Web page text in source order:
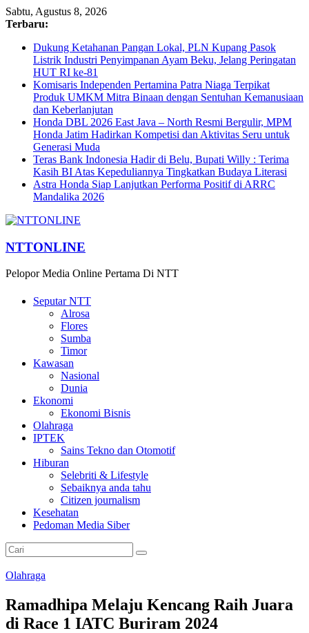
Sabtu, Agustus 8, 2026
Terbaru:
Dukung Ketahanan Pangan Lokal, PLN Kupang Pasok
Listrik Industri Penyimpanan Ayam Beku, Jelang Peringatan
HUT RI ke-81
Komisaris Independen Pertamina Patra Niaga Terpikat
Produk UMKM Mitra Binaan dengan Sentuhan Kemanusiaan
dan Keberlanjutan
Honda DBL 2026 East Java – North Resmi Bergulir, MPM
Honda Jatim Hadirkan Kompetisi dan Aktivitas Seru untuk
Generasi Muda
Teras Bank Indonesia Hadir di Belu, Bupati Willy : Terima
Kasih BI Atas Kepeduliannya Tingkatkan Budaya Literasi
Astra Honda Siap Lanjutkan Performa Positif di ARRC
Mandalika 2026
NTTONLINE
Pelopor Media Online Pertama Di NTT
Seputar NTT
Alrosa
Flores
Sumba
Timor
Kawasan
Nasional
Dunia
Ekonomi
Ekonomi Bisnis
Olahraga
IPTEK
Sains Tekno dan Otomotif
Hiburan
Selebriti & Lifestyle
Sebaiknya anda tahu
Citizen journalism
Kesehatan
Pedoman Media Siber
Olahraga
Ramadhipa Melaju Kencang Raih Juara
di Race 1 IATC Buriram 2024